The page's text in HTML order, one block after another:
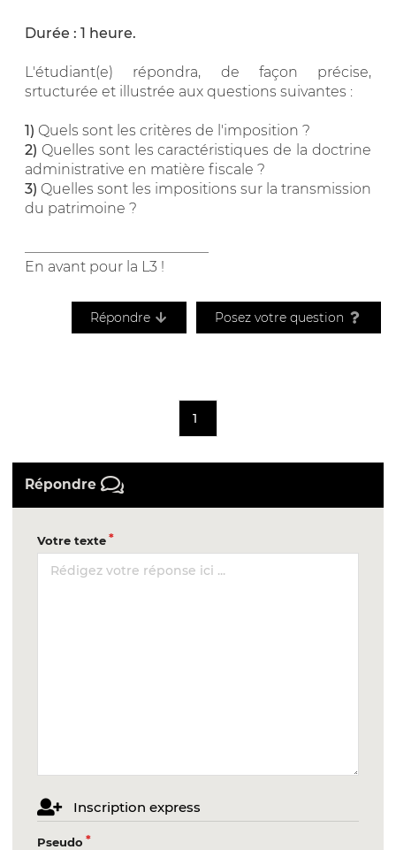
Durée : 1 heure.
L'étudiant(e) répondra, de façon précise,
srtucturée et illustrée aux questions suivantes :
1) Quels sont les critères de l'imposition ?
2) Quelles sont les caractéristiques de la doctrine
administrative en matière fiscale ?
3) Quelles sont les impositions sur la transmission
du patrimoine ?
En avant pour la L3 !
Répondre Posez votre question
1
Répondre
Votre texte
Inscription express
Pseudo